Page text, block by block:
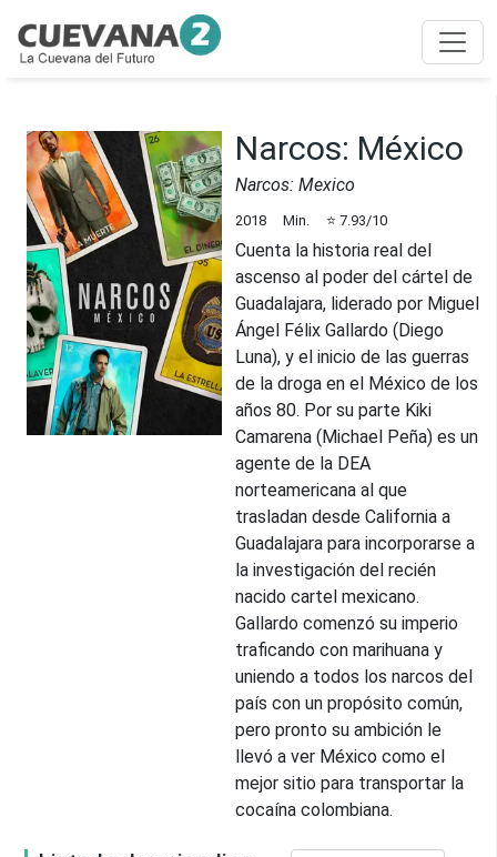
Narcos: México
Narcos: Mexico
2018 Min. ⭐ 7.93/10
Cuenta la historia real del
ascenso al poder del cártel de
Guadalajara, liderado por Miguel
Ángel Félix Gallardo (Diego
Luna), y el inicio de las guerras
de la droga en el México de los
años 80. Por su parte Kiki
Camarena (Michael Peña) es un
agente de la DEA
norteamericana al que
trasladan desde California a
Guadalajara para incorporarse a
la investigación del recién
nacido cartel mexicano.
Gallardo comenzó su imperio
traficando con marihuana y
uniendo a todos los narcos del
país con un propósito común,
pero pronto su ambición le
llevó a ver México como el
mejor sitio para transportar la
cocaína colombiana.